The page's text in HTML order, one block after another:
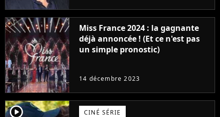
Miss France 2024 : la gagnante
déjà annoncée ! (Et ce n'est pas
un simple pronostic)
14 décembre 2023
player2 CINÉ SÉRIE